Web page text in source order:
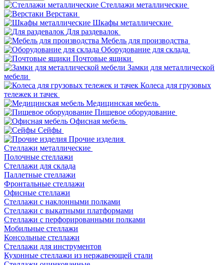
Стеллажи металлические
Верстаки
Шкафы металлические
Для раздевалок
Мебель для производства
Оборудование для склада
Почтовые ящики
Замки для металлической
мебели
Колеса для грузовых
тележек и тачек
Медицинская мебель
Пищевое оборудование
Офисная мебель
Сейфы
Прочие изделия
Стеллажи металлические
Полочные стеллажи
Стеллажи для склада
Паллетные стеллажи
Фронтальные стеллажи
Офисные стеллажи
Стеллажи с наклонными полками
Стеллажи с выкатными платформами
Стеллажи с перфорированными полками
Мобильные стеллажи
Консольные стеллажи
Стеллажи для инструментов
Кухонные стеллажи из нержавеющей стали